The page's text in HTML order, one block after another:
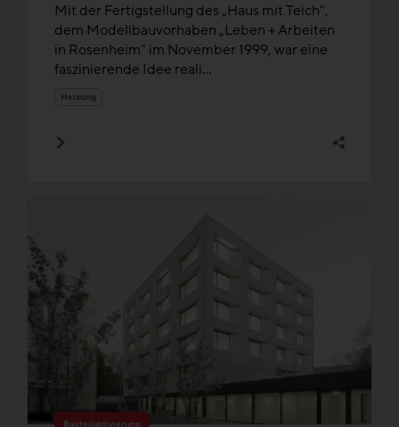
Mit der Fertigstellung des „Haus mit Teich",
dem Modellbauvorhaben „Leben + Arbeiten
in Rosenheim" im November 1999, war eine
faszinierende Idee reali...
Heizung
Bauteilaktivierung